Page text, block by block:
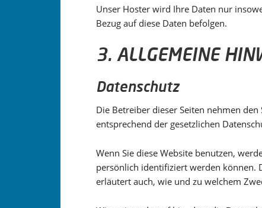
Unser Hoster wird Ihre Daten nur
Bezug auf diese Daten befolgen.
3. ALLGEMEINE
Datenschutz
Die Betreiber dieser Seiten nehmen
entsprechend der gesetzlichen
Wenn Sie diese Website benutzen,
persönlich identifiziert werden können.
erläutert auch, wie und zu welchem